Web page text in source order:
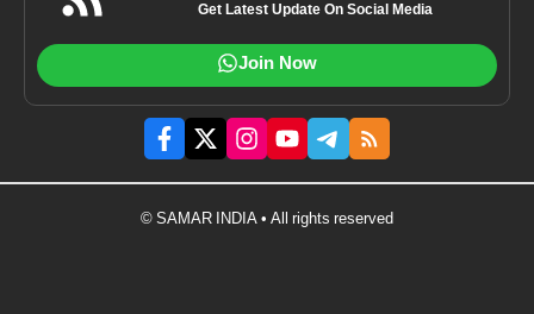
Get Latest Update On Social Media
Join Now
© SAMAR INDIA • All rights reserved